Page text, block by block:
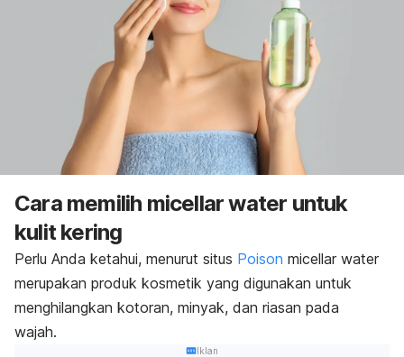
Cara memilih micellar water untuk
kulit kering
Perlu Anda ketahui, menurut situs Poison micellar water
merupakan produk kosmetik yang digunakan untuk
menghilangkan kotoran, minyak, dan riasan pada
wajah.
Iklan